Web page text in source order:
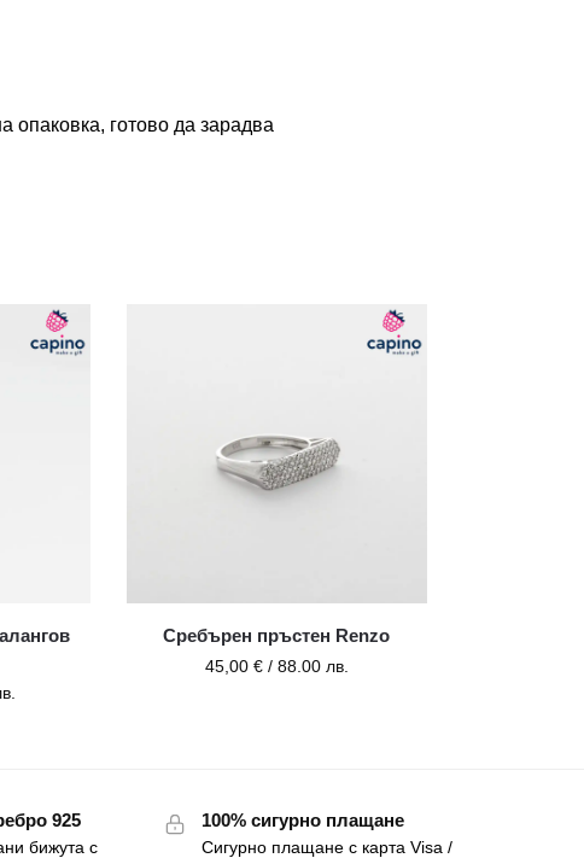
опаковка, готово да зарадва
Сребърен пръстен Renzo
45,00 € / 88.00 лв.
925
бижута с
100% сигурно плащане
Сигурно плащане с карта Visa /